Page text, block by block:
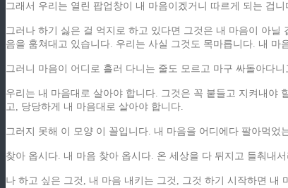
그래서 우리는 열린 팝업창이 내 마음이겠거니 따르게 되는 겁
그러나 하기 싫은 걸 억지로 하고 있다면 그것은 내 마음이 아
음을 훔쳐대고 있습니다. 우리는 사실 그것도 목마릅니다. 내
그러니 마음이 어디로 흘러 다니는 줄도 모르고 마구 싸돌아다
우리는 내 마음대로 살아야 합니다. 그것은 꼭 붙들고 지켜내야
고, 당당하게 내 마음대로 살아야 합니다.
그러지 못해 이 모양 이 꼴입니다. 내 마음을 어디에다 팔아먹
찾아 옵시다. 내 마음 찾아 옵시다. 온 세상을 다 뒤지고 들춰내
나 하고 싶은 그것, 내 마음 내키는 그것, 그것 하기 시작하면